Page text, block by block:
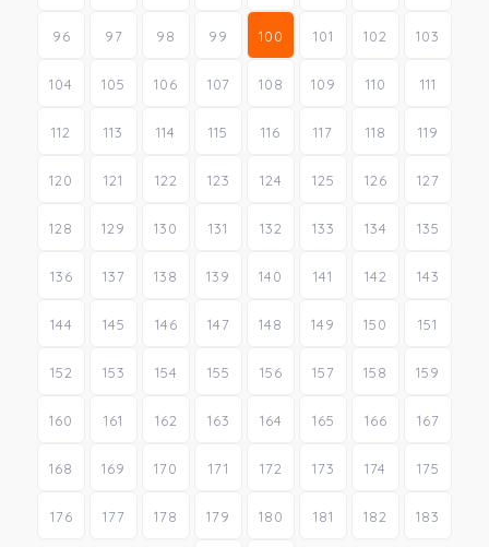
96 97 98 99 100 101 102 103
104 105 106 107 108 109 110 111
112 113 114 115 116 117 118 119
120 121 122 123 124 125 126 127
128 129 130 131 132 133 134 135
136 137 138 139 140 141 142 143
144 145 146 147 148 149 150 151
152 153 154 155 156 157 158 159
160 161 162 163 164 165 166 167
168 169 170 171 172 173 174 175
176 177 178 179 180 181 182 183